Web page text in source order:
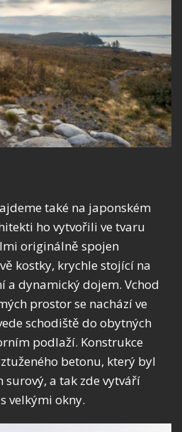
také na japonském
ho vytvořili ve tvaru
originálně spojen
kostky, krychle stojící na
a dynamický dojem. Vchod
prostor se nachází ve
schodiště do obytných
podlaží. Konstrukce
betonu, který byl
a tak zde vytváří
velkými okny.